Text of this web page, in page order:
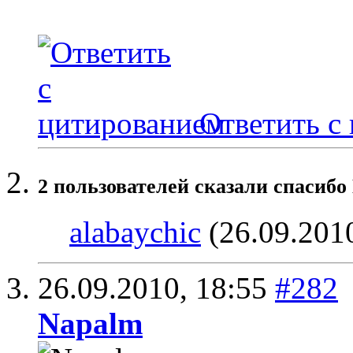
Ответить с
2 пользователей сказали
alabaychic
26.09.2010, 18:55 #282
Napalm